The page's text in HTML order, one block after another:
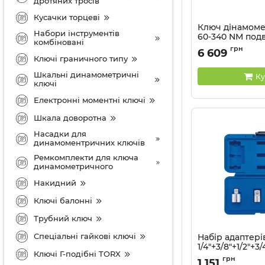
Кусачки торцеві
Набори інструментів
комбіновані
Ключі граничного типу
Шкальні динамометричні
ключі
Електронні моментні ключі
Шкала доворотна
Насадки для
динамоментричних ключів
Ремкомплекти для ключа
динамометричного
Накидний
Ключі балонні
Трубний ключ
Спеціальні гайкові ключі
Ключі Г-подібні TORX
Ключ
60-340 NM
установка
Артикул:
6 609 грн
Набір
1/4"+3/8"+1/
KING TONY в
грн